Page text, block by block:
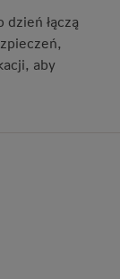
łączą
aby